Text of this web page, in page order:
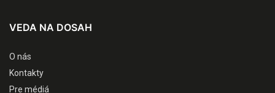
VEDA NA DOSAH
O nás
Kontakty
Pre médiá